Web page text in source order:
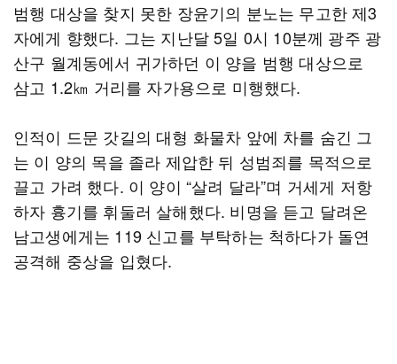
범행 대상을 찾지 못한 장윤기의 분노는 무고한 제3
자에게 향했다. 그는 지난달 5일 0시 10분께 광주 광
산구 월계동에서 귀가하던 이 양을 범행 대상으로
삼고 1.2㎞ 거리를 자가용으로 미행했다.
인적이 드문 갓길의 대형 화물차 앞에 차를 숨긴 그
는 이 양의 목을 졸라 제압한 뒤 성범죄를 목적으로
끌고 가려 했다. 이 양이 “살려 달라”며 거세게 저항
하자 흉기를 휘둘러 살해했다. 비명을 듣고 달려온
남고생에게는 119 신고를 부탁하는 척하다가 돌연
공격해 중상을 입혔다.